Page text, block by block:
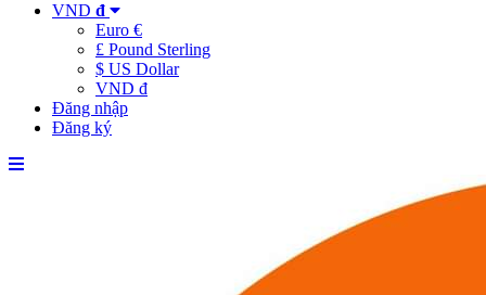
VND đ
Euro €
£ Pound Sterling
$ US Dollar
VND đ
Đăng nhập
Đăng ký